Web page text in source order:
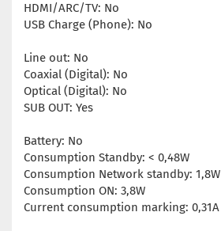
HDMI/ARC/TV: No
USB Charge (Phone): No
Line out: No
Coaxial (Digital): No
Optical (Digital): No
SUB OUT: Yes
Battery: No
Consumption Standby: < 0,48W
Consumption Network standby: 1,8W
Consumption ON: 3,8W
Current consumption marking: 0,31A